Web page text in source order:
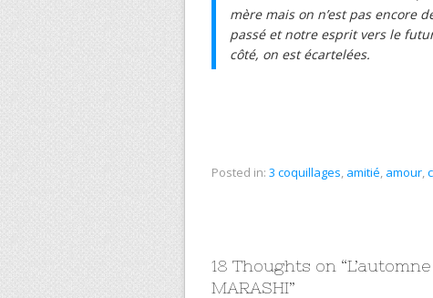
mère mais on n’est pas encore
passé et notre esprit vers le
côté, on est écartelées.
Posted in: 3 coquillages, amitié, amour,
18 Thoughts on “
MARASHI”